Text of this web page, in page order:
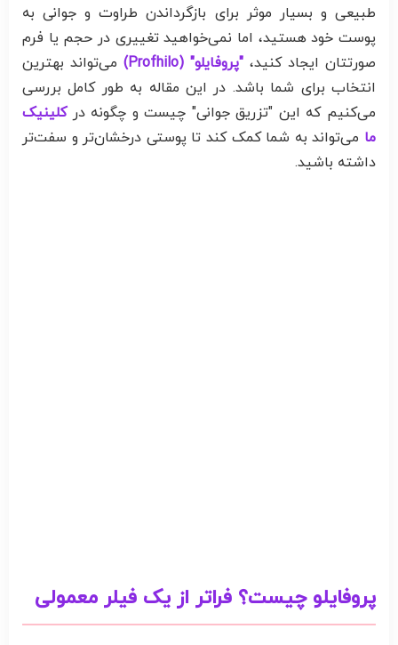
طبیعی و بسیار موثر برای بازگرداندن طراوت و جوانی به
پوست خود هستید، اما نمی‌خواهید تغییری در حجم یا فرم
صورتتان ایجاد کنید، "پروفایلو" (Profhilo)
می‌تواند بهترین
انتخاب برای شما باشد. در این مقاله به طور کامل بررسی
می‌کنیم که این "تزریق جوانی" چیست و چگونه درکلینیک
ما می‌تواند به شما کمک کند تا پوستی درخشان‌تر و سفت‌تر
داشته باشید.
پروفایلو چیست؟ فراتر از یک فیلر معمولی